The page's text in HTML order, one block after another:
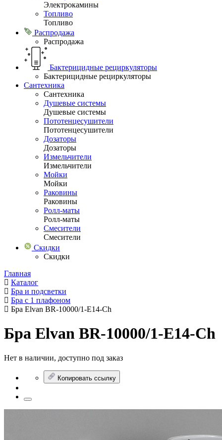
Электрокамины
Топливо
Топливо
Распродажа
Распродажа
Бактерицидные рециркуляторы
Бактерицидные рециркуляторы
Сантехника
Сантехника
Душевые системы
Душевые системы
Пототенцесушители
Пототенцесушители
Дозаторы
Дозаторы
Измельчители
Измельчители
Мойки
Мойки
Раковины
Раковины
Ролл-маты
Ролл-маты
Смесители
Смесители
Скидки
Скидки
Главная
Каталог
Бра и подсветки
Бра с 1 плафоном
Бра Elvan BR-10000/1-E14-Ch
Бра Elvan BR-10000/1-E14-Ch
Нет в наличии, доступно под заказ
Копировать ссылку